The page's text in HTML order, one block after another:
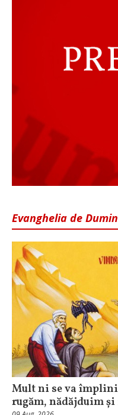
Evanghelia de
Mult ni se va împlini
rugăm, nădăjduim